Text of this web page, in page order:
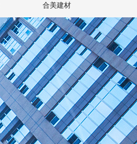
合美建材